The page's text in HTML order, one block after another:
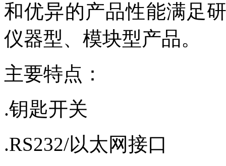
和优异的产品性能满足
仪器型、模块型产品。
主要特点：
.钥匙开关
.RS232/以太网接口